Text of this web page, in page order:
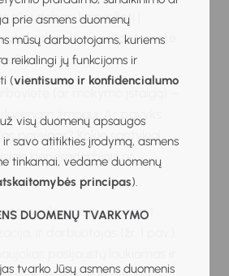
prie asmens duomenų
mūsų darbuotojams, kuriems
reikalingi jų funkcijoms ir
(vientisumo ir konfidencialumo
visų duomenų apsaugos
savo atitikties įrodymą, asmens
tinkamai, vedame duomenų
principas).
DUOMENŲ TVARKYMO
tvarko Jūsų asmens duomenis
rūpi dabar: kaip įsilieti į
kad greičiau pritaptumėte
(ar mokymo įstaigą) –
žmogui. Ar pavyks
pareigas? Kokie santykiai
bendradarbiais ar
adaptaciją visuomet
ir darbuotojas (žr. 1 pav.).